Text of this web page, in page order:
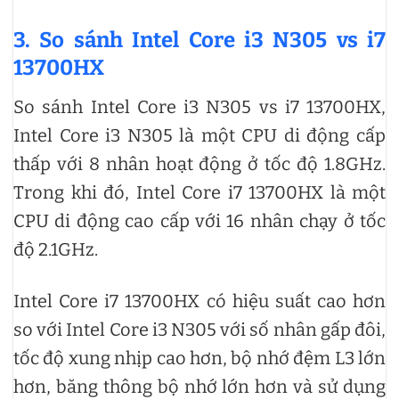
3. So sánh Intel Core i3 N305 vs i7
13700HX
So sánh Intel Core i3 N305 vs i7 13700HX,
Intel Core i3 N305 là một CPU di động cấp
thấp với 8 nhân hoạt động ở tốc độ 1.8GHz.
Trong khi đó, Intel Core i7 13700HX là một
CPU di động cao cấp với 16 nhân chạy ở tốc
độ 2.1GHz.
Intel Core i7 13700HX có hiệu suất cao hơn
so với Intel Core i3 N305 với số nhân gấp đôi,
tốc độ xung nhịp cao hơn, bộ nhớ đệm L3 lớn
hơn, băng thông bộ nhớ lớn hơn và sử dụng